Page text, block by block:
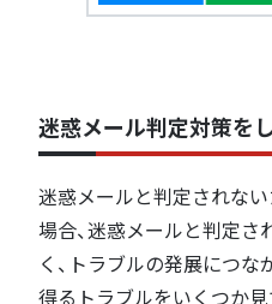
迷惑メール判定対策を
迷惑メールと判定されな
場合、迷惑メールと判定
く、トラブルの発展につな
得るトラブルをいくつか見